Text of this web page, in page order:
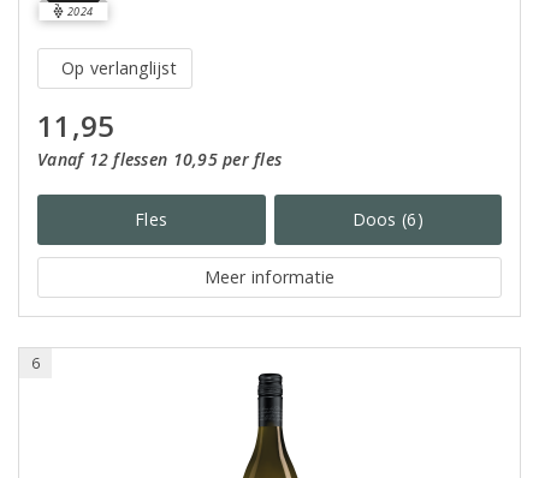
2024
Op verlanglijst
11,95
Vanaf 12 flessen 10,95 per fles
Fles Doos (6)
Meer informatie
6